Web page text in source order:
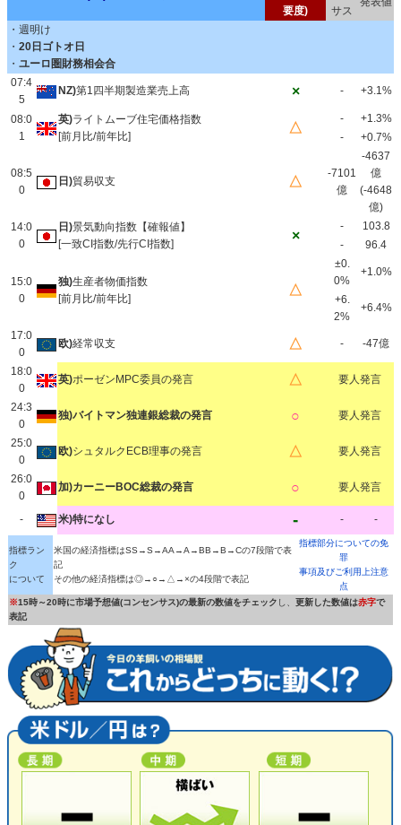
要度)
サス
・週明け
・ 20日ゴトオ日
・ ユーロ圏財務相会合
07:4
5
NZ)第1四半期製造業売上高 × - +3.1%
08:0
1
英)ライトムーブ住宅価格指数
[前月比/前年比]
△
-
+1.3%
-
+0.7%
08:5
0
日)貿易収支 △
-7101
億
-4637
億
(-4648
億)
14:0
0
日)景気動向指数【確報値】
[一致CI指数/先行CI指数]
×
-
103.8
-
96.4
15:0
0
独)生産者物価指数
[前月比/前年比]
△
±0.
0%
+1.0%
+6.
2%
+6.4%
17:0
0
欧)経常収支 △ - -47億
18:0
0
英)ポーゼンMPC委員の発言 △ 要人発言
24:3
0
独)バイトマン独連銀総裁の発言 ○ 要人発言
25:0
0
欧)シュタルクECB理事の発言 △ 要人発言
26:0
0
加)カーニーBOC総裁の発言 ○ 要人発言
- 米)特になし - - -
指標ラン
ク
について
米国の経済指標はSS→S→AA→A→BB→B→Cの7段階で表
記
その他の経済指標は◎→○→△→×の4段階で表記
指標部分についての免
罪
事項及びご利用上注意
点
※15時～20時に市場予想値(コンセンサス)の最新の数値をチェック し、 更新した数値は赤字で
表記